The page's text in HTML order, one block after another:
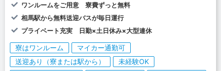
ワンルームをご用意 寮費ずっと無料
相馬駅から無料送迎バスが毎日運行
プライベート充実 日勤×土日休み×大型連休
寮はワンルーム
マイカー通勤可
送迎あり（寮または駅から）
未経験OK